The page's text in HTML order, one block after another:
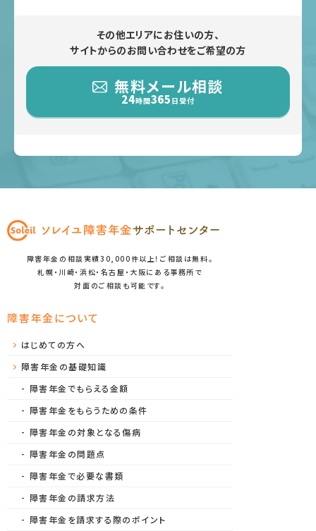
その他エリアにお住いの方、
サイトからのお問い合わせをご希望の方
無料メール相談
24時間365 日受付
障害年金の相談実績30,000件以上！ご相談は無料。
札幌・川崎・浜松・名古屋・大阪にある事務所で
対面のご相談も可能です。
障害年金について
はじめての方へ
障害年金の基礎知識
障害年金でもらえる金額
障害年金をもらうための条件
障害年金の対象となる傷病
障害年金の問題点
障害年金で必要な書類
障害年金の請求方法
障害年金を請求する際のポイント